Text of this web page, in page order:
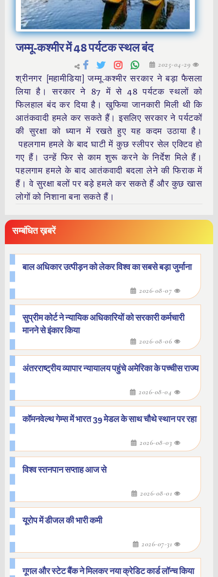
जम्मू-कश्मीर में 48 पर्यटक स्थल बंद
2025-04-29
श्रीनगर [महामीडिया] जम्मू-कश्मीर सरकार ने बड़ा फैसला
लिया है। सरकार ने 87 में से 48 पर्यटक स्थलों को
फिलहाल बंद कर दिया है। खुफिया जानकारी मिली थी कि
आतंकवादी हमले कर सकते हैं। इसलिए सरकार ने पर्यटकों
की सुरक्षा को ध्यान में रखते हुए यह कदम उठाया है।
पहलगाम हमले के बाद घाटी में कुछ स्लीपर सेल एक्टिव हो
गए हैं। उन्हें फिर से काम शुरू करने के निर्देश मिले हैं।
पहलगाम हमले के बाद आतंकवादी बदला लेने की फिराक में
हैं। वे सुरक्षा बलों पर बड़े हमले कर सकते हैं और कुछ खास
लोगों को निशाना बना सकते हैं।
सम्बंधित ख़बरें
बाल अधिकार उत्पीड़न को लेकर विश्व का सबसे बड़ा जुर्माना
2026-08-07
सुप्रीम कोर्ट ने न्यायिक अधिकारियों को सरकारी कर्मचारी
मानने से इंकार किया
2026-08-06
अंतरराष्ट्रीय व्यापार न्यायालय पहुंचे अमेरिका के पच्चीस राज्य
2026-08-04
कॉमनवेल्थ गेम्स में भारत 39 मेडल के साथ चौथे स्थान पर रहा
2026-08-03
विश्व स्तनपान सप्ताह आज से
2026-08-01
यूरोप में डीजल की भारी कमी
2026-07-31
गूगल और स्टेट बैंक ने मिलकर नया क्रेडिट कार्ड लॉन्च किया